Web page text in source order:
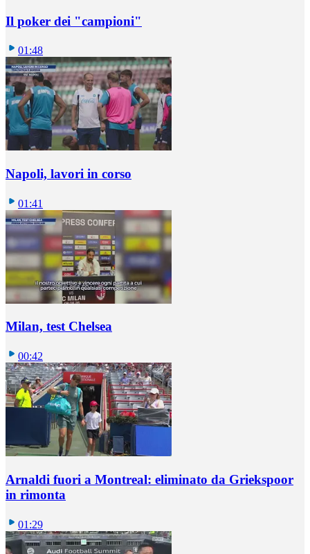
Il poker dei "campioni"
01:48
Napoli, lavori in corso
01:41
Milan, test Chelsea
00:42
Arnaldi fuori a Montreal: eliminato da Griekspoor
in rimonta
01:29